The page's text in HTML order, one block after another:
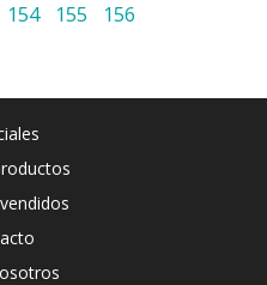
154 155 156